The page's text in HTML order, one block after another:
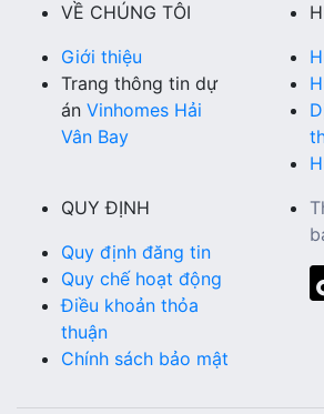
VỀ CHÚNG TÔI
Giới thiệu
Trang thông tin dự
án Vinhomes Hải
Vân Bay
QUY ĐỊNH
Quy định đăng tin
Quy chế hoạt động
Điều khoản thỏa
thuận
Chính sách bảo mật